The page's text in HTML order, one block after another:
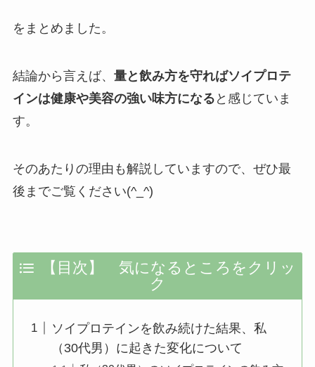
をまとめました。
結論から言えば、 量と飲み方を守ればソイプロテ
インは健康や美容の強い味方になる と感じていま
す。
そのあたりの理由も解説していますので、ぜひ最
後までご覧ください(^_^)
【目次】 気になるところをクリッ
ク
ソイプロテインを飲み続けた結果、私
（30代男）に起きた変化について